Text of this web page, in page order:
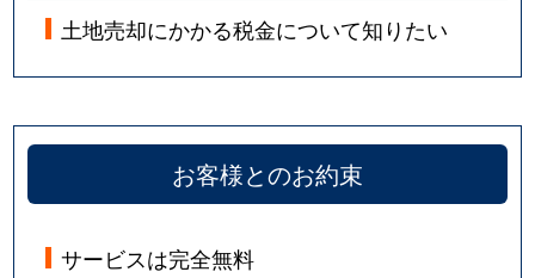
土地売却にかかる税金について知りたい
お客様とのお約束
サービスは完全無料